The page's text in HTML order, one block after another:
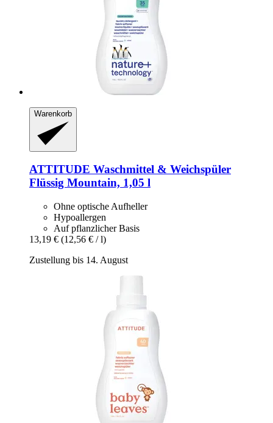
Warenkorb
ATTITUDE Waschmittel & Weichspüler
Flüssig Mountain, 1,05 l
Ohne optische Aufheller
Hypoallergen
Auf pflanzlicher Basis
13,19 € (12,56 € / l)
Zustellung bis 14. August